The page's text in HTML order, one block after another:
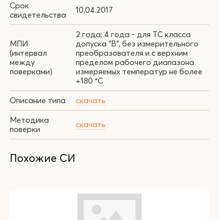
Срок
свидетельства
10.04.2017
МПИ
(интервал
между
поверками)
2 года; 4 года - для ТС класса
допуска "В", без измерительного
преобразователя и с верхним
пределом рабочего диапазона
измеряемых температур не более
+180 °С
Описание типа
скачать
Методика
поверки
скачать
Похожие СИ